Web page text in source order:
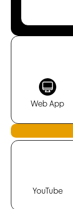
Web App
YouTube